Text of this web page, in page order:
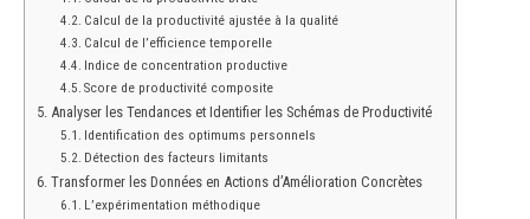
Calcul de la productivité ajustée à la qualité
Calcul de l’efficience temporelle
Indice de concentration productive
Score de productivité composite
Analyser les Tendances et Identifier les Schémas de Productivité
Identification des optimums personnels
Détection des facteurs limitants
Transformer les Données en Actions d’Amélioration Concrètes
L’expérimentation méthodique